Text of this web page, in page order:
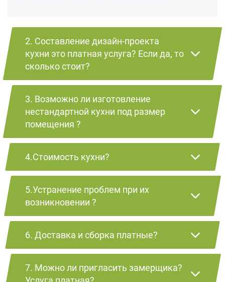
2. Составление дизайн-проекта
кухни это платная услуга? Если да, то
сколько стоит?
3. Возможно ли изготовление
нестандартной кухни под размер
помещения ?
4.Стоимость кухни?
5.Устранение проблем при их
возникновении ?
6. Доставка и сборка платные?
7. Можно ли пригласить замерщика?